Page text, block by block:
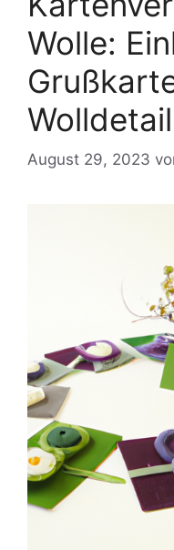
Wolle:
August 29, 2023